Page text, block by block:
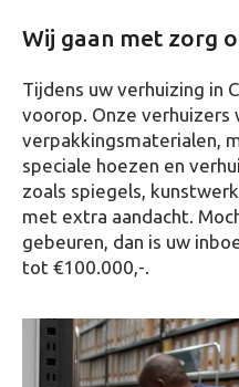
Wij gaan met zorg
Tijdens uw verhuizing in
voorop. Onze
verpakkingsmaterialen,
speciale hoezen en
zoals spiegels,
met extra aandacht.
gebeuren, dan is uw
tot €100.000,-.